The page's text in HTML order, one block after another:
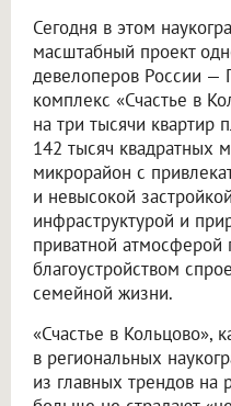
Сегодня в этом
масштабный проект
девелоперов России —
комплекс «Счастье в
на три тысячи квартир
142 тысяч квадратных
микрорайон с
и невысокой
инфраструктурой и
приватной
благоустройством
семейной жизни.
«Счастье в Кольцово»,
в региональных
из главных трендов